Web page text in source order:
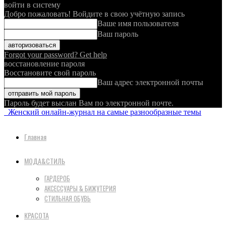
войти в систему
Добро пожаловать! Войдите в свою учётную запись
Ваше имя пользователя
Ваш пароль
Forgot your password? Get help
восстановление пароля
Восстановите свой пароль
Ваш адрес электронной почты
Пароль будет выслан Вам по электронной почте.
Женский онлайн-журнал на самые разнообразные темы
Главная
МОДА&СТИЛЬ
ГАРДЕРОБ
АКСЕССУАРЫ & БИЖУТЕРИЯ
СТИЛЬНАЯ ОБУВЬ
КРАСОТА